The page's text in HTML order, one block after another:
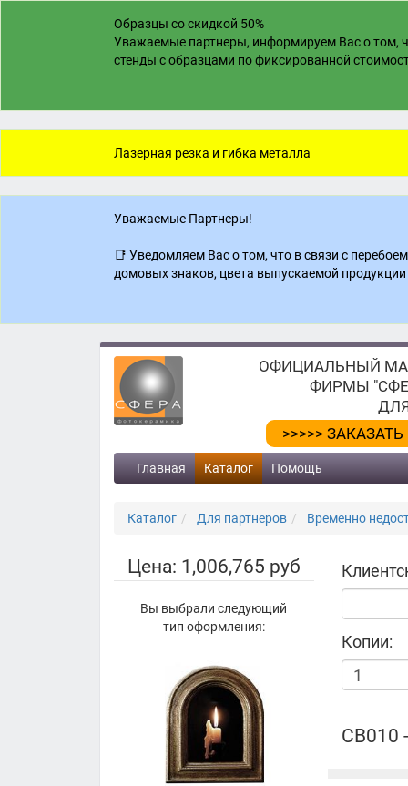
Образцы со скидкой 50%
Уважаемые партнеры, информируем Вас о том,
стенды с образцами по фиксированной
Лазерная резка и гибка металла
Уважаемые Партнеры!
📑 Уведомляем Вас о том, что в связи с
домовых знаков, цвета выпускаемой
ОФИЦИАЛЬНЫЙ
ФИРМЫ
>>>>>
Главная Каталог Помощь
Каталог Для партнеров Временно
Цена: 1,006,765 руб
Вы выбрали следующий
тип оформления:
Копии:
СВ010